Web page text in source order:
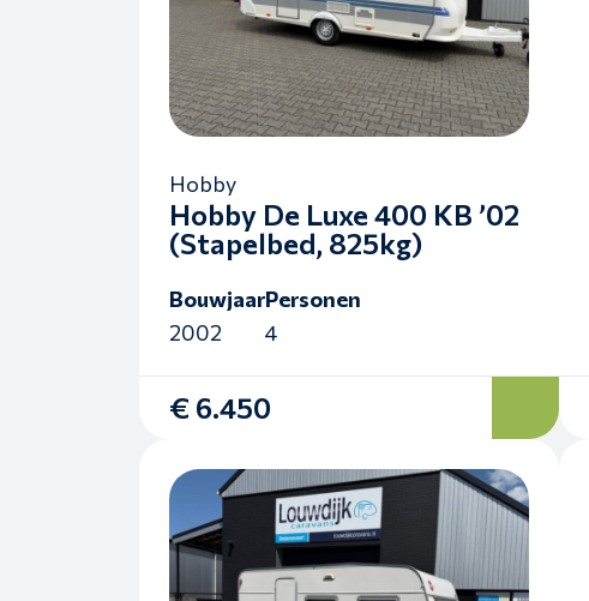
Hobby
Hobby De Luxe 400 KB ’02
(Stapelbed, 825kg)
Bouwjaar
2002
Personen
4
€ 6.450